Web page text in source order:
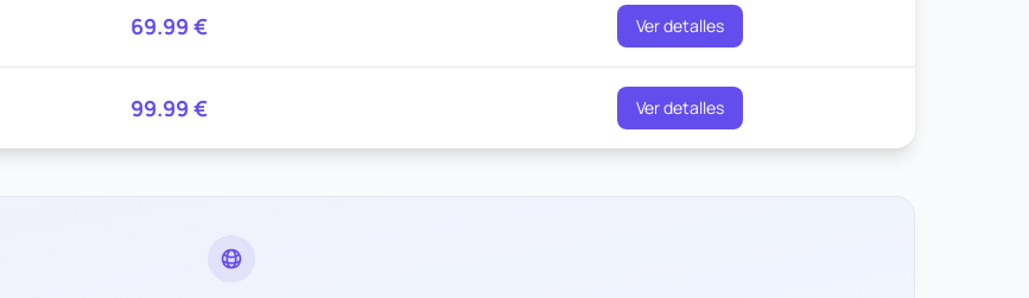
69.99 € Ver detalles
99.99 € Ver detalles